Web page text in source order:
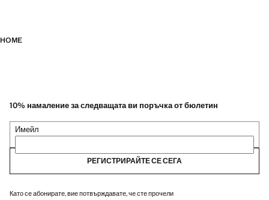
HOME
10% намаление за следващата ви поръчка от бюлетин
Имейл
РЕГИСТРИРАЙТЕ СЕ СЕГА
Като се абонирате, вие потвърждавате, че сте прочели